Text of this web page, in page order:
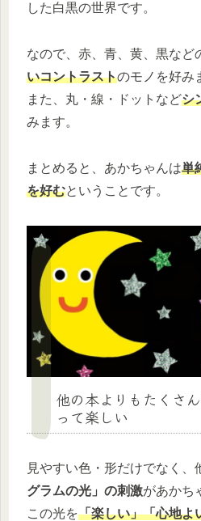
した白黒の世界です。
なので、赤、青、黄、黒など
いコントラストのモノを好み
また、丸・線・ドットなどシ
みます。
まとめると、あかちゃんは単
を好むということです。
他の本よりもたくさ
って楽しい
見やすい色・形だけでなく、
グラムの光」の刺激があかち
この光を「楽しい」「心地よ